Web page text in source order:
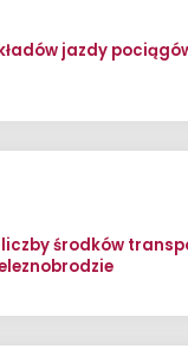
jazdy
liczby środków